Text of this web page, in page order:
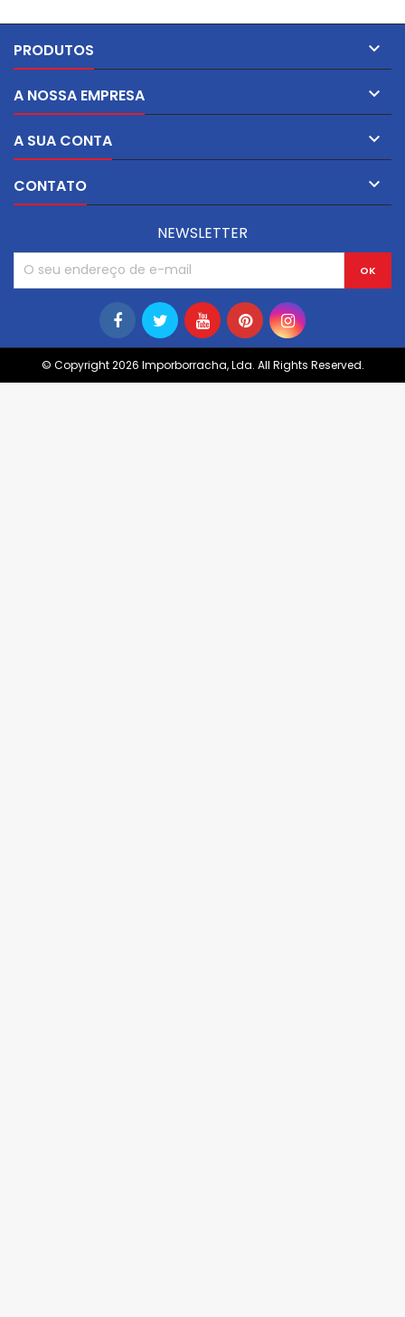
seus projetos com nossos
PRODUTOS 
A NOSSA EMPRESA 
A SUA CONTA 
CONTATO 
NEWSLETTER
© Copyright 2026 Imporborracha, Lda. All Rights Reserved.